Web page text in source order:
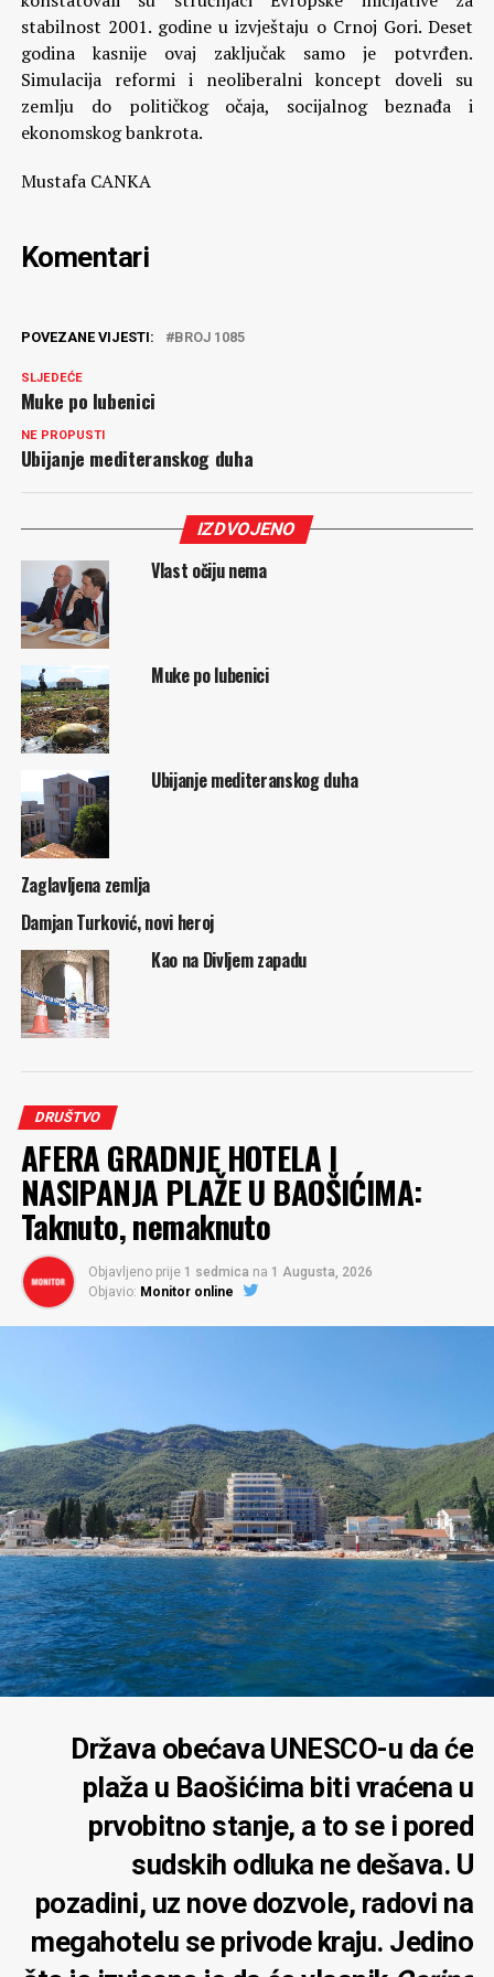
stabilnost 2001. godine u izvještaju o Crnoj Gori. Deset
godina kasnije ovaj zaključak samo je potvrđen.
Simulacija reformi i neoliberalni koncept doveli su
zemlju do političkog očaja, socijalnog beznađa i
ekonomskog bankrota.
Mustafa CANKA
Komentari
POVEZANE VIJESTI: BROJ 1085
SLJEDEĆE
Muke po lubenici
NE PROPUSTI
Ubijanje mediteranskog duha
IZDVOJENO
Vlast očiju nema
Muke po lubenici
Ubijanje mediteranskog duha
Zaglavljena zemlja
Damjan Turković, novi heroj
Kao na Divljem zapadu
DRUŠTVO
AFERA GRADNJE HOTELA I
NASIPANJA PLAŽE U BAOŠIĆIMA:
Taknuto, nemaknuto
Objavljeno prije 1 sedmica na 1 Augusta, 2026
Objavio: Monitor online
Država obećava UNESCO-u da će
plaža u Baošićima biti vraćena u
prvobitno stanje, a to se i pored
sudskih odluka ne dešava. U
pozadini, uz nove dozvole, radovi na
megahotelu se privode kraju. Jedino